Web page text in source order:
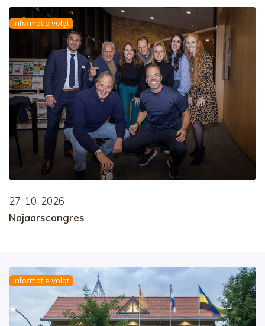
Informatie volgt
27-10-2026
Najaarscongres
Informatie volgt